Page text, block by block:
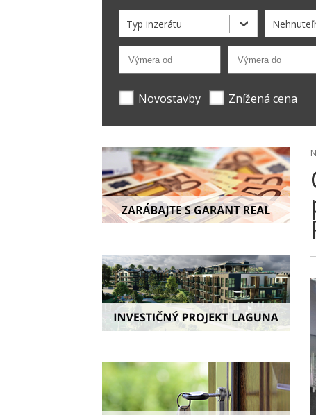
Typ inzerátu
Novostavby Znížená cena